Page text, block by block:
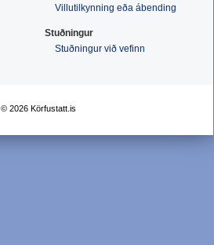
Villutilkynning eða ábending
Stuðningur
Stuðningur við vefinn
© 2026 Körfustatt.is